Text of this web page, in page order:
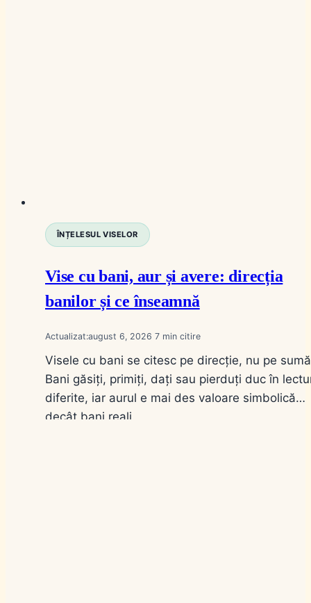
ÎNȚELESUL VISELOR
Vise cu bani, aur și avere: direcția
banilor și ce înseamnă
Actualizat:august 6, 2026 7
Visele cu bani se citesc pe direcție, nu pe
Bani găsiți, primiți, dați sau pierduți duc în
diferite, iar aurul e mai des valoare simbolică
decât bani reali.